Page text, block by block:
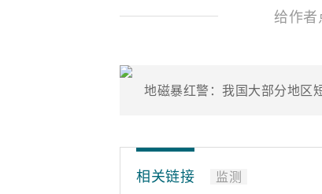
给作者
地磁暴红警：我国大部分地区
相关链接 监测